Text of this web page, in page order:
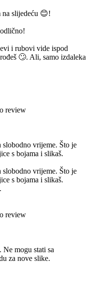
na slijedeću 😊!
i rubovi vide ispod
🙄. Ali, samo izdaleka
slobodno vrijeme. Što je
s bojama i slikaš.
slobodno vrijeme. Što je
s bojama i slikaš.
mogu stati sa
za nove slike.